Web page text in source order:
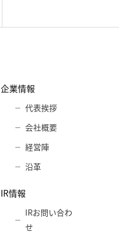
企業情報
代表挨拶
会社概要
経営陣
沿革
IR情報
IRお問い合わ
せ